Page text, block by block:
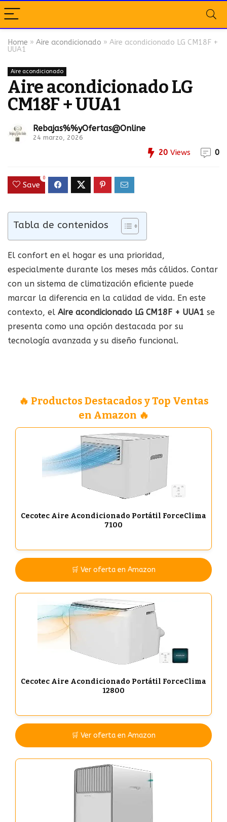
Home » Aire acondicionado » Aire acondicionado LG CM18F +
UUA1
Aire acondicionado
Aire acondicionado LG
CM18F + UUA1
Rebajas%%yOfertas@Online
24 marzo, 2026
20 Views 0
Save
0
Tabla de contenidos
El confort en el hogar es una prioridad,
especialmente durante los meses más cálidos. Contar
con un sistema de climatización eficiente puede
marcar la diferencia en la calidad de vida. En este
contexto, el Aire acondicionado LG CM18F + UUA1 se
presenta como una opción destacada por su
tecnología avanzada y su diseño funcional.
🔥 Productos Destacados y Top Ventas
en Amazon 🔥
Cecotec Aire Acondicionado Portátil ForceClima
7100
🛒 Ver oferta en Amazon
Cecotec Aire Acondicionado Portátil ForceClima
12800
🛒 Ver oferta en Amazon